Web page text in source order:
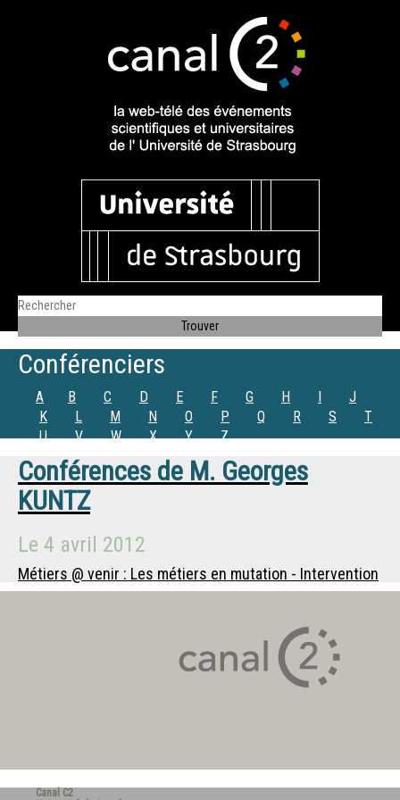
Conférenciers
A B C D E F G H I
J
K
L M N O P Q R S
T
U
V W X Y Z
Conférences de M. Georges
KUNTZ
Le 4 avril 2012
Métiers @ venir : Les métiers en mutation - Intervention
Canal C2